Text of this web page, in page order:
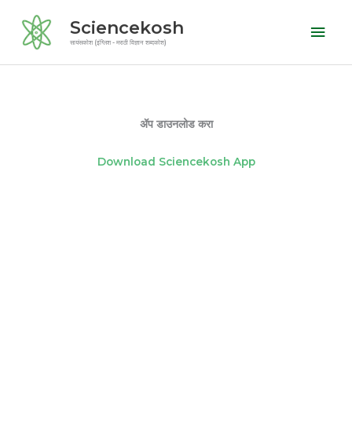
content
Sciencekosh
सायंसकोश (इंग्लिश - मराठी विज्ञान शब्दकोश)
ॲप डाउनलोड करा
Download Sciencekosh App